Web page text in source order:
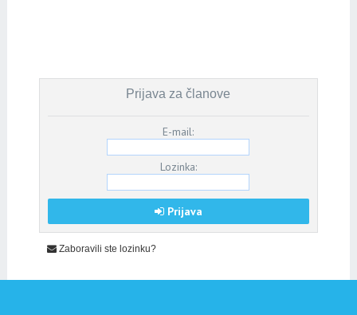
Prijava za članove
E-mail:
Lozinka:
Prijava
Zaboravili ste lozinku?